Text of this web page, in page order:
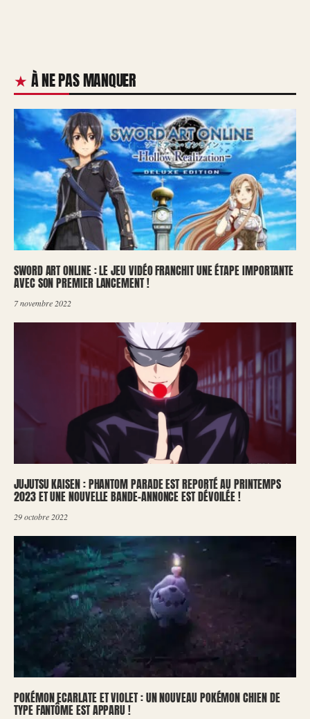
À NE PAS MANQUER
SWORD ART ONLINE : LE JEU VIDÉO FRANCHIT UNE ÉTAPE IMPORTANTE
AVEC SON PREMIER LANCEMENT !
7 novembre 2022
JUJUTSU KAISEN : PHANTOM PARADE EST REPORTÉ AU PRINTEMPS
2023 ET UNE NOUVELLE BANDE-ANNONCE EST DÉVOILÉE !
29 octobre 2022
POKÉMON ECARLATE ET VIOLET : UN NOUVEAU POKÉMON CHIEN DE
TYPE FANTÔME EST APPARU !